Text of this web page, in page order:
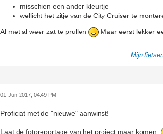
misschien een ander kleurtje
wellicht het zitje van de City Cruiser te
Al met al weer zat te prullen Maar eerst lekker
Mijn fietsen
01-Jun-2017, 04:49 PM
Proficiat met de "nieuwe" aanwinst!
Laat de fotoreportage van het project maar komen.